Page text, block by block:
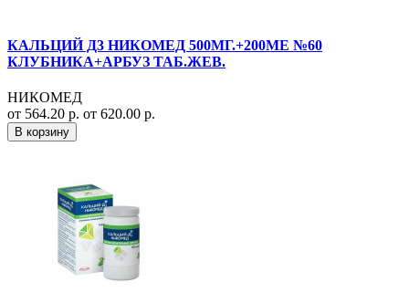
КАЛЬЦИЙ Д3 НИКОМЕД 500МГ.+200МЕ №60
КЛУБНИКА+АРБУЗ ТАБ.ЖЕВ.
НИКОМЕД
от 564.20 р. от 620.00 р.
В корзину